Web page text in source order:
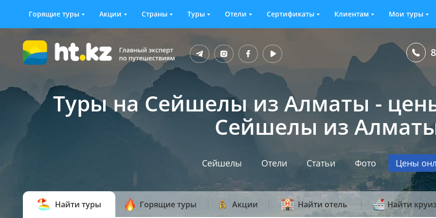
Горящие туры Акции Страны Туры Отели Сертификаты Клиентам Мои туры
Туры на Сейшелы из Алматы -
Сейшелы из
Сейшелы Отели Статьи Фото Цены
Найти туры Горящие туры Акции Найти отель Найти